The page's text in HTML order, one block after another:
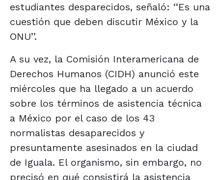
estudiantes desparecidos, señaló: ‘‘Es una
cuestión que deben discutir México y la
ONU’’.
A su vez, la Comisión Interamericana de
Derechos Humanos (CIDH) anunció este
miércoles que ha llegado a un acuerdo
sobre los términos de asistencia técnica
a México por el caso de los 43
normalistas desaparecidos y
presuntamente asesinados en la ciudad
de Iguala. El organismo, sin embargo, no
precisó en qué consistirá la asistencia